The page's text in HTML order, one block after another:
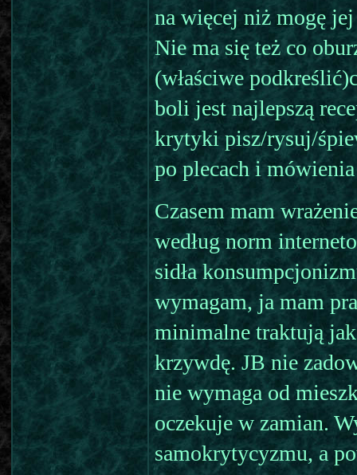
na więcej niż mogę
Nie ma się też co
(właściwe
boli jest najlepszą
krytyki pisz/rysuj/
po plecach i
Czasem mam
według norm
sidła
wymagam, ja mam
minimalne traktują
krzywdę. JB nie
nie wymaga od
oczekuje w zamian.
samokrytycyzmu, a